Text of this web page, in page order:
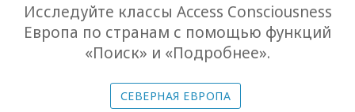
Перевод
Исследуйте классы Access Consciousness
Европа по странам с помощью функций
«Поиск» и «Подробнее».
СЕВЕРНАЯ ЕВРОПА